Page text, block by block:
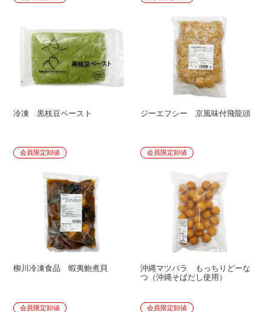
冷凍 黒枝豆ペースト
会員限定卸値
ジーエフシー 京風味付飛龍頭
会員限定卸値
柳川冷凍食品 蝦夷鮑煮貝
会員限定卸値
沖縄マツバラ もっちりどーな
つ（沖縄そばだし使用）
会員限定卸値